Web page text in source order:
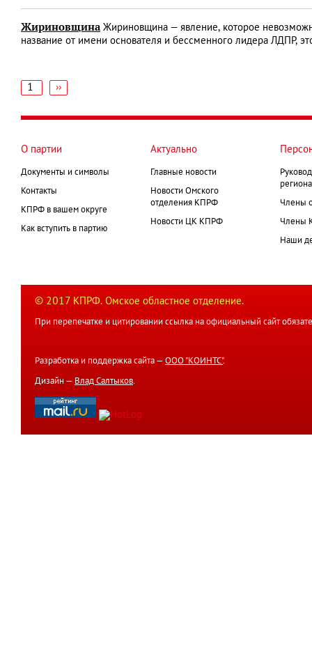
Жириновщина Жириновщина — явление, которое
название от имени основателя и бессменного лидера ЛДПР,
страниц
1
Следующая
››
О партии
Документы и символы
Контакты
КПРФ в вашем округе
Как вступить в партию
Актуально
Главные новости
Новости Омского
отделения КПРФ
Новости ЦК КПРФ
Члены
Члены
Наши
© 2017 КПРФ. Омское областное отделение.
При перепечатке и цитировании ссылка на официальный сайт
Разработка и поддержка сайта — ООО "КОИНТС".
Дизайн — Влад Салтыков.